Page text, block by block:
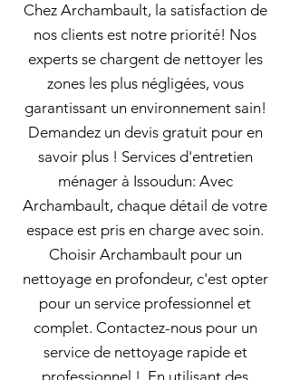
Chez Archambault, la satisfaction de
nos clients est notre priorité! Nos
experts se chargent de nettoyer les
zones les plus négligées, vous
garantissant un environnement sain!
Demandez un devis gratuit pour en
savoir plus ! Services d'entretien
ménager à Issoudun: Avec
Archambault, chaque détail de votre
espace est pris en charge avec soin.
Choisir Archambault pour un
nettoyage en profondeur, c'est opter
pour un service professionnel et
complet. Contactez-nous pour un
service de nettoyage rapide et
professionnel !. En utilisant des